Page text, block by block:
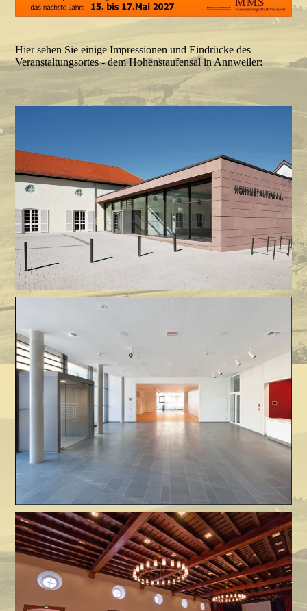
Hier sehen Sie einige Impressionen und Eindrücke des
Veranstaltungsortes - dem Hohenstaufensal in Annweiler: